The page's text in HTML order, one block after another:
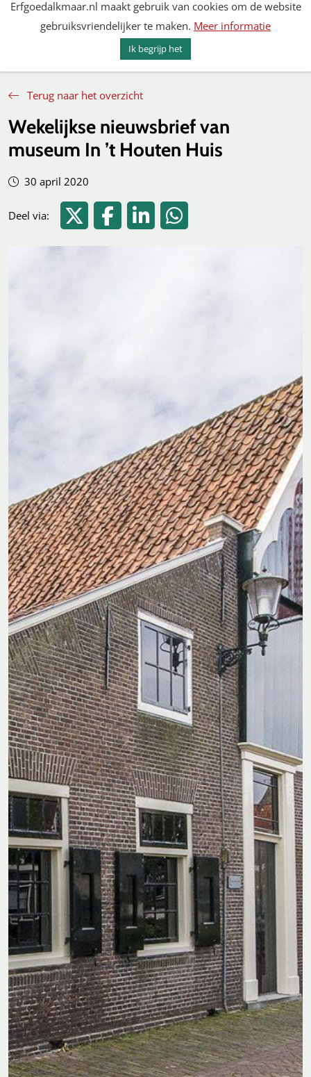
Spring
Erfgoedalkmaar.nl maakt gebruik van cookies om de website
gebruiksvriendelijker te maken. Meer informatie
Ik begrijp het
Terug naar het overzicht
Wekelijkse nieuwsbrief van
museum In ’t Houten Huis
30 april 2020
Deel via: Deel via TwitterDeel via Facebook
Deel via LinkedIn